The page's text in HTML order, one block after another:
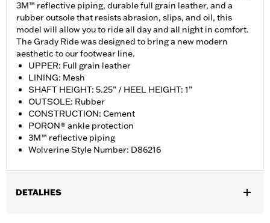
3M™ reflective piping, durable full grain leather, and a
rubber outsole that resists abrasion, slips, and oil, this
model will allow you to ride all day and all night in comfort.
The Grady Ride was designed to bring a new modern
aesthetic to our footwear line.
UPPER: Full grain leather
LINING: Mesh
SHAFT HEIGHT: 5.25” / HEEL HEIGHT: 1”
OUTSOLE: Rubber
CONSTRUCTION: Cement
PORON® ankle protection
3M™ reflective piping
Wolverine Style Number: D86216
DETALHES